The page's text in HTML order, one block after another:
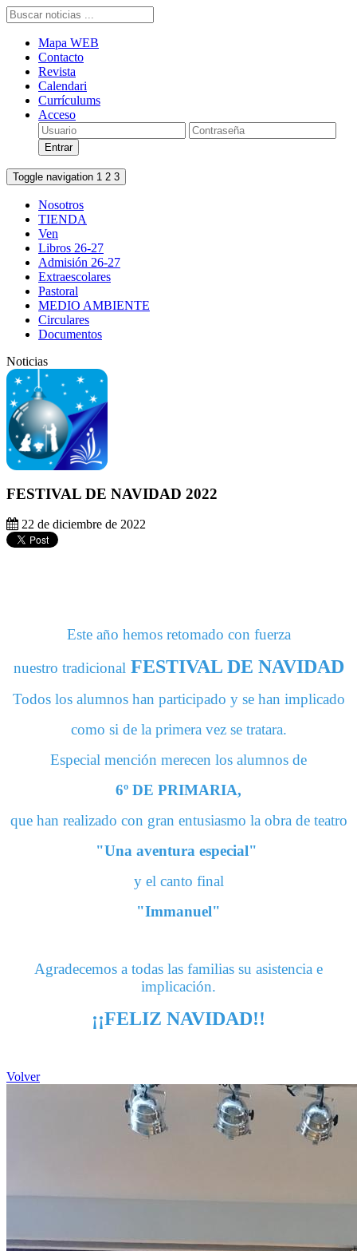
Mapa WEB
Contacto
Revista
Calendari
Currículums
Acceso
Toggle navigation 1 2 3
Nosotros
TIENDA
Ven
Libros 26-27
Admisión 26-27
Extraescolares
Pastoral
MEDIO AMBIENTE
Circulares
Documentos
Noticias
FESTIVAL DE NAVIDAD 2022
22 de diciembre de 2022
Este año hemos retomado con fuerza
nuestro tradicionalFESTIVAL DE NAVIDAD
Todos los alumnos han participado y se han implicado
como si de la primera vez se tratara.
Especial mención merecen los alumnos de
6º DE PRIMARIA,
que han realizado con gran entusiasmo la obra de teatro
"Una aventura especial"
y el canto final
"Immanuel"
Agradecemos a todas las familias su asistencia e
implicación.
¡¡FELIZ NAVIDAD!!
Volver